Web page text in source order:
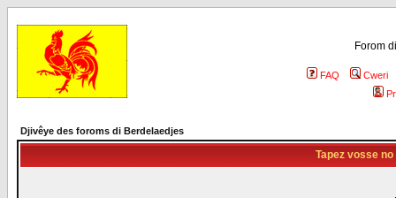
Forom
FAQ
Cweri
Djivêye des foroms di Berdelaedjes
Tapez vosse